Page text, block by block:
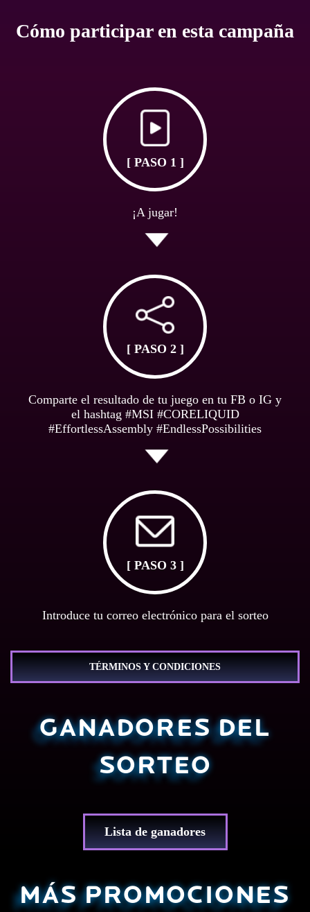
Cómo participar en esta campaña
[ PASO 1 ]
¡A jugar!
[ PASO 2 ]
Comparte el resultado de tu juego en tu FB o IG y
el hashtag #MSI #CORELIQUID
#EffortlessAssembly #EndlessPossibilities
[ PASO 3 ]
Introduce tu correo electrónico para el sorteo
TÉRMINOS Y CONDICIONES
GANADORES DEL
SORTEO
Lista de ganadores
MÁS PROMOCIONES